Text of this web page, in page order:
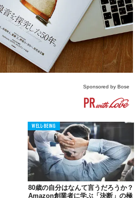
Sponsored by Bose
WELL-BEING
80歳の自分はなんて言うだろうか？
Amazon創業者に学ぶ「決断」の極